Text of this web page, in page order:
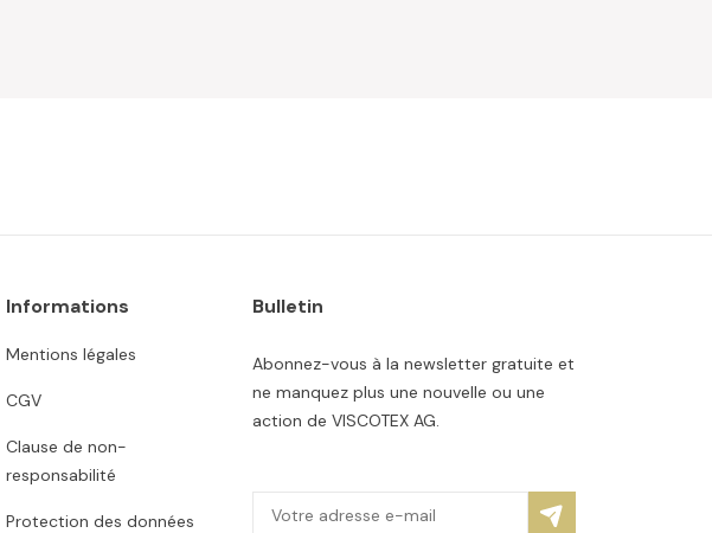
Informations
Mentions légales
CGV
Clause de non-
responsabilité
Protection des données
Bulletin
Abonnez-vous à la newsletter gratuite et
ne manquez plus une nouvelle ou une
action de VISCOTEX AG.